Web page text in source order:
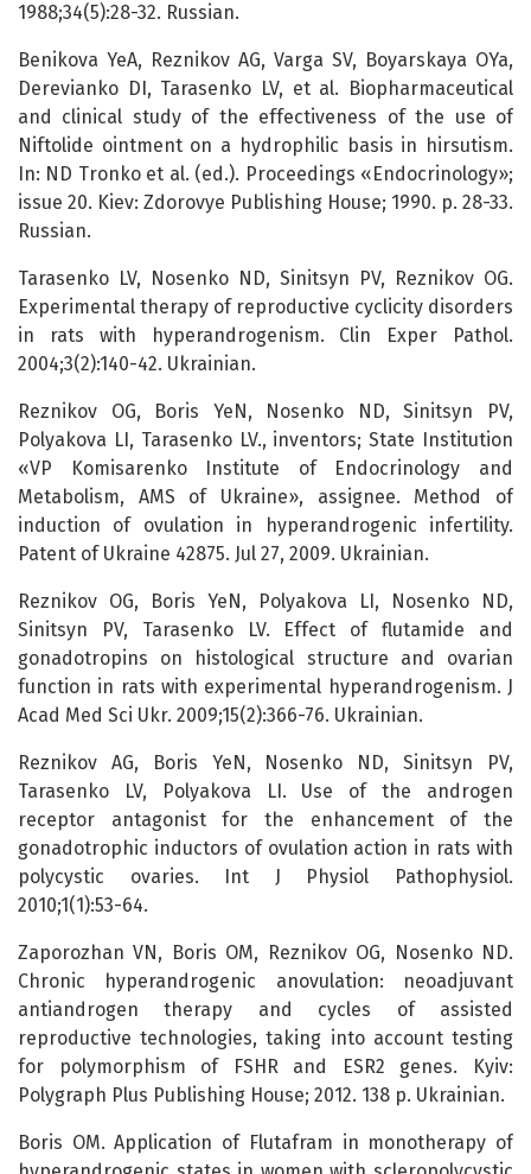
1988;34(5):28-32. Russian.
Benikova YeA, Reznikov AG, Varga SV, Boyarskaya OYa,
Derevianko DI, Tarasenko LV, et al. Biopharmaceutical
and clinical study of the effectiveness of the use of
Niftolide ointment on a hydrophilic basis in hirsutism.
In: ND Tronko et al. (ed.). Proceedings «Endocrinology»;
issue 20. Kiev: Zdorovye Publishing House; 1990. p. 28-33.
Russian.
Tarasenko LV, Nosenko ND, Sinitsyn PV, Reznikov OG.
Experimental therapy of reproductive cyclicity disorders
in rats with hyperandrogenism. Clin Exper Pathol.
2004;3(2):140-42. Ukrainian.
Reznikov OG, Boris YeN, Nosenko ND, Sinitsyn PV,
Polyakova LI, Tarasenko LV., inventors; State Institution
«VP Komisarenko Institute of Endocrinology and
Metabolism, AMS of Ukraine», assignee. Method of
induction of ovulation in hyperandrogenic infertility.
Patent of Ukraine 42875. Jul 27, 2009. Ukrainian.
Reznikov OG, Boris YeN, Polyakova LI, Nosenko ND,
Sinitsyn PV, Tarasenko LV. Effect of flutamide and
gonadotropins on histological structure and ovarian
function in rats with experimental hyperandrogenism. J
Acad Med Sci Ukr. 2009;15(2):366-76. Ukrainian.
Reznikov AG, Boris YeN, Nosenko ND, Sinitsyn PV,
Tarasenko LV, Polyakova LI. Use of the androgen
receptor antagonist for the enhancement of the
gonadotrophic inductors of ovulation action in rats with
polycystic ovaries. Int J Physiol Pathophysiol.
2010;1(1):53-64.
Zaporozhan VN, Boris OM, Reznikov OG, Nosenko ND.
Chronic hyperandrogenic anovulation: neoadjuvant
antiandrogen therapy and cycles of assisted
reproductive technologies, taking into account testing
for polymorphism of FSHR and ESR2 genes. Kyiv:
Polygraph Plus Publishing House; 2012. 138 p. Ukrainian.
Boris OM. Application of Flutafram in monotherapy of